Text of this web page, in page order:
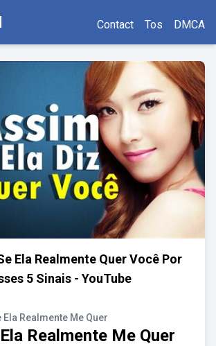
Contact Tos DMCA
Ela Realmente Quer Você Por
5 Sinais - YouTube
Ela Realmente Me Quer
Realmente Me Quer